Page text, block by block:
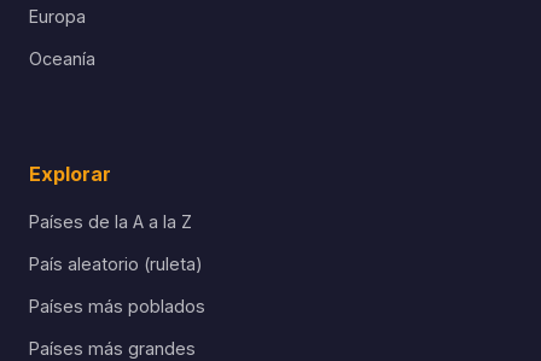
Europa
Oceanía
Explorar
Países de la A a la Z
País aleatorio (ruleta)
Países más poblados
Países más grandes